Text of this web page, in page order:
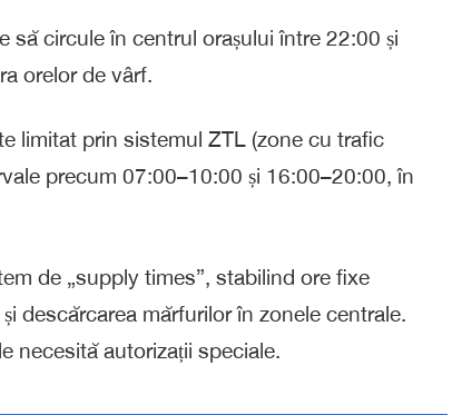
circule în centrul orașului între 22:00 și
orelor de vârf.
limitat prin sistemul ZTL (zone cu trafic
precum 07:00–10:00 și 16:00–20:00, în
de „supply times”, stabilind ore fixe
descărcarea mărfurilor în zonele centrale.
necesită autorizații speciale.